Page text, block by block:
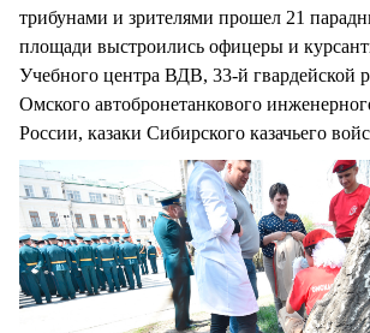
трибунами и зрителями прошел 21
площади выстроились офицеры и
Учебного центра ВДВ, 33-й гвардейской
Омского автобронетанкового
России, казаки Сибирского казачьего